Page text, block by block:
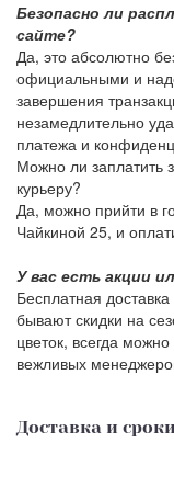
Безопасно ли
сайте?
Да, это абсолютно
официальными и
завершения
незамедлительно
платежа и
Можно ли заплатить
курьеру?
Да, можно прийти в
Чайкиной 25, и
У вас есть акции
Бесплатная
бывают скидки на
цветок, всегда
вежливых
Доставка и сроки